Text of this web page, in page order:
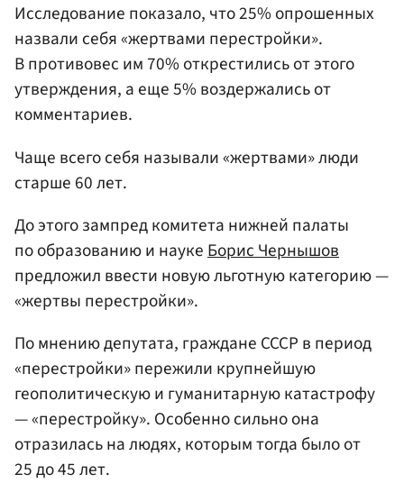
Исследование показало, что 25% опрошенных
назвали себя «жертвами перестройки».
В противовес им 70% открестились от этого
утверждения, а еще 5% воздержались от
комментариев.
Чаще всего себя называли «жертвами» люди
старше 60 лет.
До этого зампред комитета нижней палаты
по образованию и наукеБорис Чернышов
предложил ввести новую льготную категорию —
«жертвы перестройки».
По мнению депутата, граждане СССР в период
«перестройки» пережили крупнейшую
геополитическую и гуманитарную катастрофу
— «перестройку». Особенно сильно она
отразилась на людях, которым тогда было от
25 до 45 лет.